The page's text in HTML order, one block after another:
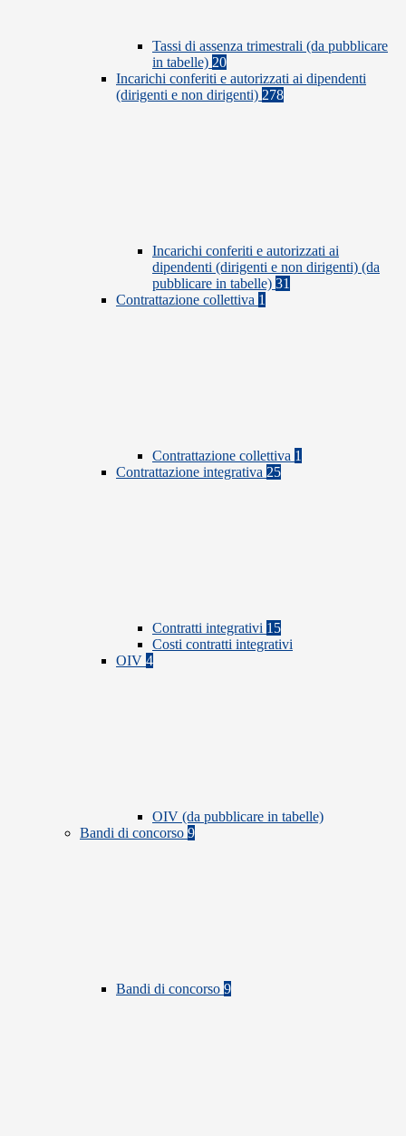
Tassi di assenza trimestrali (da pubblicare
in tabelle) 20
Incarichi conferiti e autorizzati ai dipendenti
(dirigenti e non dirigenti) 278
Incarichi conferiti e autorizzati ai
dipendenti (dirigenti e non dirigenti) (da
pubblicare in tabelle) 31
Contrattazione collettiva 1
Contrattazione collettiva 1
Contrattazione integrativa 25
Contratti integrativi 15
Costi contratti integrativi
OIV 4
OIV (da pubblicare in tabelle)
Bandi di concorso 9
Bandi di concorso 9